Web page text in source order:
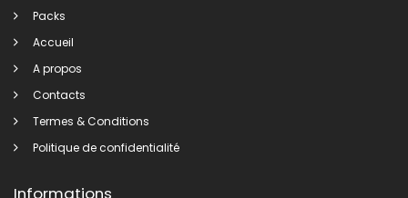
Packs
Accueil
A propos
Contacts
Termes & Conditions
Politique de confidentialité
Informations